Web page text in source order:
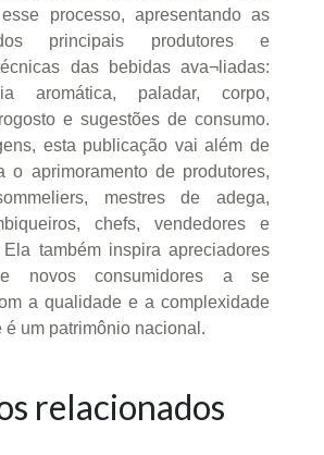
processo, apresentando as
principais produtores e
das bebidas ava¬liadas:
aromática, paladar, corpo,
e sugestões de consumo.
esta publicação vai além de
o aprimoramento de produtores,
mestres de adega,
chefs, vendedores e
Ela também inspira apreciadores
e novos consumidores a se
a qualidade e a complexidade
é um patrimônio nacional.
relacionados